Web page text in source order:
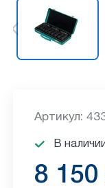
Артикул:
В
8 150